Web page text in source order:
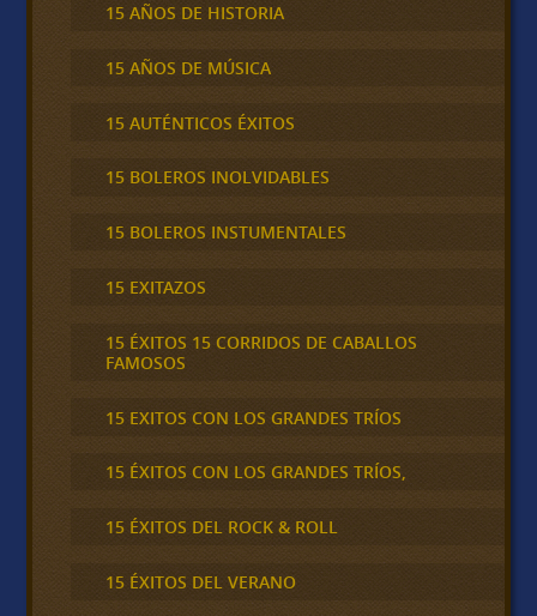
15 AÑOS DE HISTORIA
15 AÑOS DE MÚSICA
15 AUTÉNTICOS ÉXITOS
15 BOLEROS INOLVIDABLES
15 BOLEROS INSTUMENTALES
15 EXITAZOS
15 ÉXITOS 15 CORRIDOS DE CABALLOS
FAMOSOS
15 EXITOS CON LOS GRANDES TRÍOS
15 ÉXITOS CON LOS GRANDES TRÍOS,
15 ÉXITOS DEL ROCK & ROLL
15 ÉXITOS DEL VERANO